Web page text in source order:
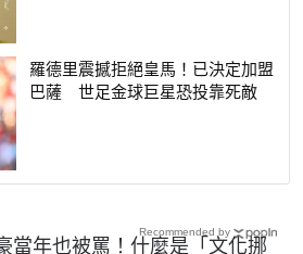
羅德里震撼拒絕皇馬！已決定加盟
巴薩 世足金球巨星恐投靠死敵
當年也被罵！什麼是「文化挪
Recommended by